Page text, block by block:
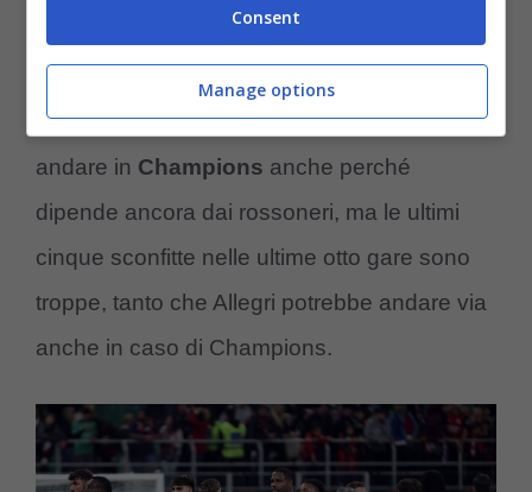
ai minimi termini e la battuta d’arresto
casalinga con l’Atalanta potrebbe essere
decisiva. IlMilanha ancora possibilità di
andare in Champions anche perché
dipende ancora dai rossoneri, ma le ultimi
cinque sconfitte nelle ultime otto gare sono
troppe, tanto che Allegri potrebbe andare via
anche in caso di Champions.
Consent
Manage options